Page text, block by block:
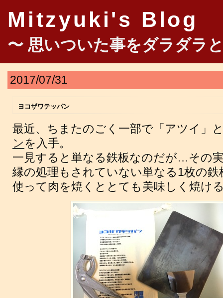
Mitzyuki's Blog
〜 思いついた事をダラダラ
2017/07/31
ヨコザワテッパン
最近、ちまたのごく一部で「アツイ」
ンを入手。
一見すると単なる鉄板なのだが…その
縁の処理もされていない単なる1枚の
使って肉を焼くととても美味しく焼け